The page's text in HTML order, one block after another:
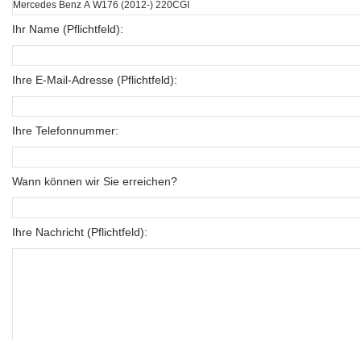
Ihr Name (Pflichtfeld):
Ihre E-Mail-Adresse (Pflichtfeld):
Ihre Telefonnummer:
Wann können wir Sie erreichen?
Ihre Nachricht (Pflichtfeld):